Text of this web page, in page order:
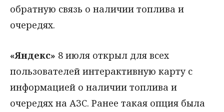
обратную связь о наличии топлива и
очередях.
«Яндекс» 8 июля открыл для всех
пользователей интерактивную карту с
информацией о наличии топлива и
очередях на АЗС. Ранее такая опция была